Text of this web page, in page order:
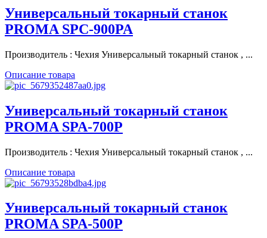
Универсальный токарный станок
PROMA SPC-900PA
Производитель : Чехия Универсальный токарный станок , ...
Описание товара
Универсальный токарный станок
PROMA SPA-700P
Производитель : Чехия Универсальный токарный станок , ...
Описание товара
Универсальный токарный станок
PROMA SPA-500P